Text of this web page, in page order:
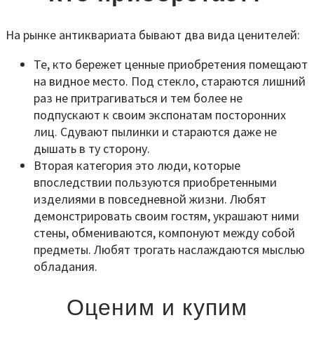
На рынке антиквариата бывают два вида ценителей:
Те, кто бережет ценные приобретения помещают
на видное место. Под стекло, стараются лишний
раз не притрагиваться и тем более не
подпускают к своим экспонатам посторонних
лиц. Сдувают пылинки и стараются даже не
дышать в ту сторону.
Вторая категория это люди, которые
впоследствии пользуются приобретенными
изделиями в повседневной жизни. Любят
демонстрировать своим гостям, украшают ними
стены, обмениваются, компонуют между собой
предметы. Любят трогать наслаждаются мыслью
обладания.
Оценим и купим